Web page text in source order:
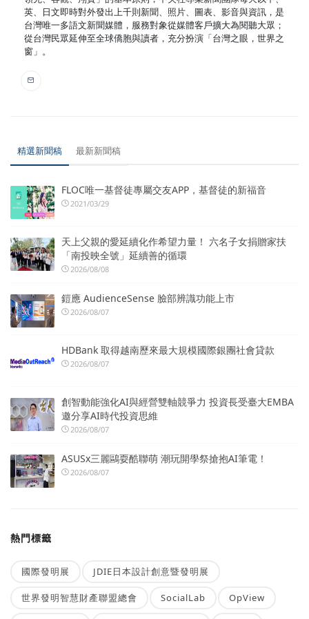
英、日文即時對外發出上千則新聞、照片、圖表、影音與資訊，是
台灣唯一多語文新聞媒體，服務對象從媒體客戶擴大為閱聽大眾；
從台灣民眾延伸至全球僑胞與讀者，充分扮演「台灣之眼，世界之
窗」。
精選新聞稿 最新新聞稿
FLOC唯一基督徒專屬交友APP，基督徒的新福音
2021/03/29
天上父親的愛延續化作希望力量！ 六名子女捐贈家扶
「南投映全號」延續善的循環
2026/08/08
鎧應 AudienceSense 臉部辨識功能上市
2026/08/07
HDBank 取得越南歷來最大規模國際銀團社會貸款
2026/08/07
創智動能強化AI與經營雙軸競爭力 投資長受臺大EMBA
邀分享AI時代投資思維
2026/08/07
ASUSx三麗鷗耍酷聯萌 潮玩開學祭搶抱AI筆電！
2026/08/07
熱門標籤
國際發明展 JDIE日本設計創意暨發明展
世界發明智慧財產聯盟總會 SocialLab OpView